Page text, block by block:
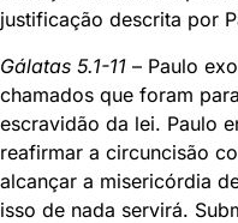
justificação descrita por
Gálatas 5.1-11 – Paulo
chamados que foram
escravidão da lei. Paulo
reafirmar a circuncisão
alcançar a misericórdia
isso de nada servirá.